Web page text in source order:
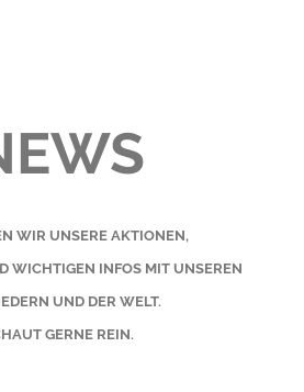
WIR UNSERE AKTIONEN,
WICHTIGEN INFOS MIT UNSEREN
UND DER WELT.
GERNE REIN.